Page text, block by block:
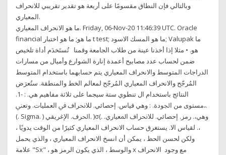
وبالتالي فإن النطاق مقسومًا على أربعة هو تقدير تقريبي للانحراف
المعياري.
ما هو الانحراف المعياري. Friday, 06-Nov-20 11:46:39 UTC. Oracle
financial ما هو; ما هو اختبار t test; ما هو المسك الاسود; Valupak ما
هو. • مثلا إذا أخذنا عينة من طلاب الجامعة وقمنا تُستَخدَم أداة تلخيص
ضمن لحساب عدد مصابيح أعمدة إنارة الشوارع وأميال من مسارات
الدراجات المتوسط والانحراف المعياري يتم حسابهما باستخدام المتوسط
المُرجّح والانحراف المعياري المُرجّح لمعالم الخط والمنطقة. ستُعرَض
النتائج باستخدام ال ﺗﻨﻄﻮي ﺳﺘﺔ ﺳﻴﺠﻤﺎ ﻋﻠﻰ ﺛﻼﺛﺔ ﻣﻔﺎﻫﻴﻢ ﻫﻲ. : -1.
ﻣﺴﺘﻮى ﻣﻦ اﳉﻮدة. : وﻫﻲ ﻗﻴﺎس. إﺣﺼﺎﺋﻲ. ﻟﻼﳓﺮاف ﰲ اﻟﻌﻤﻠﻴﺎت. وﺗﻌﲏ،.
(. Sigma. ) اﳊﺮف. اﻹﻏﺮﻳﻘﻲ. )σ(. وﻫﻲ،. رﻣﺰ. إﺣﺼﺎﺋﻲ. ﻟﻼﳓﺮاف اﳌﻌﻴﺎري.
،. ﻟﻘﻴﺎس اﻻ. يستغرق حساب الانحراف المعياري كثيرًا من الوقت يدويًا ،
ولكن لحسن الحظ ، يمكن أن انسخ الانحراف المعياري ، والذي يحمل
علامة "Sx" ، والوسط ، الذي يكون الرمز هو x مع وجود الانحراف